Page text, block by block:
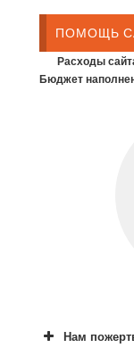
ПОМОЩЬ
Расходы
Бюджет
Нам